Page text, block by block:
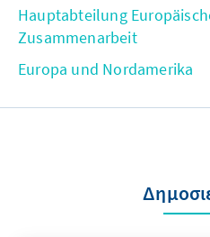
Hauptabteilung
Zusammenarbeit
Europa und Nordamerika